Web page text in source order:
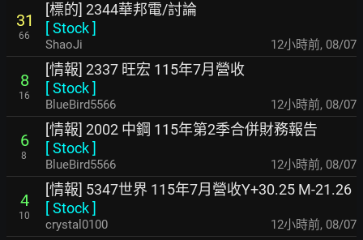
31
66
[標的] 2344華邦電/討論
[Stock]
ShaoJi 12小時前, 08/07
8
16
[情報] 2337 旺宏 115年7月營收
[Stock]
BlueBird5566 12小時前, 08/07
6
8
[情報] 2002 中鋼 115年第2季合併財務報告
[Stock]
BlueBird5566 12小時前, 08/07
4
10
[情報] 5347世界 115年7月營收Y+30.25 M-21.26
[Stock]
crystal0100 12小時前, 08/07